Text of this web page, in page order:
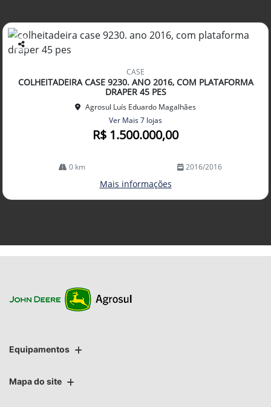
Co
arti
lhe
CASE
COLHEITADEIRA CASE 9230. ANO 2016, COM PLATAFORMA
DRAPER 45 PES
Agrosul Luís Eduardo Magalhães
Ver Mais 7 lojas
R$ 1.500.000,00
0 km 2016/2016
Mais informações
Equipamentos
Mapa do site